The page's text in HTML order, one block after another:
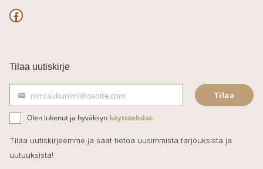
F
c
e
b
o
o
k
Tilaa uutiskirje
ä
h
k
nimi.sukunimi@osoite.com Tilaa
Olen lukenut ja hyväksyn käyttöehdot.
Tilaa uutiskirjeemme ja saat tietoa uusimmista tarjouksista ja
uutuuksista!